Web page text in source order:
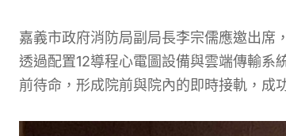
嘉義市政府消防局副局長李宗儒應邀出席
透過配置12導程心電圖設備與雲端傳輸系
前待命，形成院前與院內的即時接軌，成